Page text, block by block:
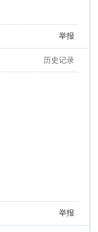
举报
历史记录
举报